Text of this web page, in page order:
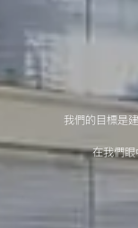
我們的目標是
在我們眼